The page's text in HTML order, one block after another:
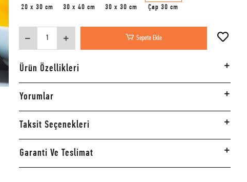
20 x 30 cm 30 x 40 cm 30 x 30 cm Çap 30 cm
Sepete Ekle
Ürün Özellikleri
Yorumlar
Taksit Seçenekleri
Garanti Ve Teslimat